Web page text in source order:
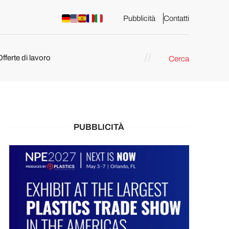
Pubblicità Contatti
di lavoro Cerca
PUBBLICITÀ